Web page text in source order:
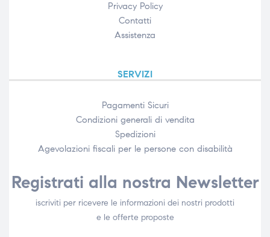
Privacy Policy
Contatti
Assistenza
SERVIZI
Pagamenti Sicuri
Condizioni generali di vendita
Spedizioni
Agevolazioni fiscali per le persone con disabilità​
Registrati alla nostra Newsletter
iscriviti per ricevere le informazioni dei nostri prodotti
e le offerte proposte